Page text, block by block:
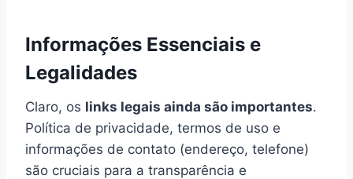
Informações Essenciais e
Legalidades
Claro, os links legais ainda são importantes.
Política de privacidade, termos de uso e
informações de contato (endereço, telefone)
são cruciais para a transparência e